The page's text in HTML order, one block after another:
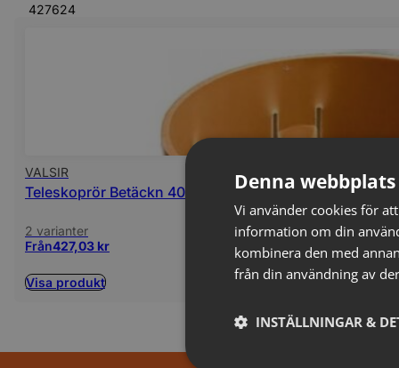
427624
VALSIR
Teleskoprör Betäckn 40t PP LAG
2 varianter
Från427,03 kr
Visa produkt
Denna
Vi använder cookies för
information om din
kombinera den med
från din användning av
INSTÄLLNINGAR &